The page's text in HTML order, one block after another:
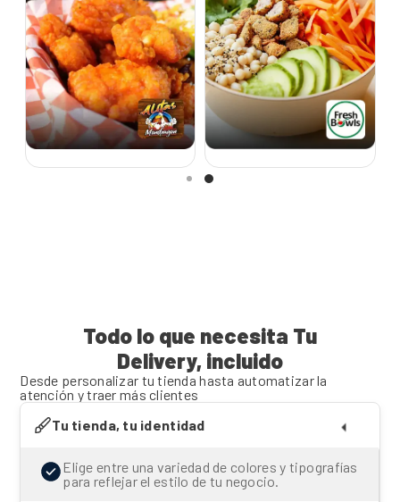
Todo lo que necesita Tu
Delivery, incluido
Desde personalizar tu tienda hasta automatizar la
atención y traer más clientes
Tu tienda, tu identidad
Elige entre una variedad de colores y tipografías
para reflejar el estilo de tu negocio.